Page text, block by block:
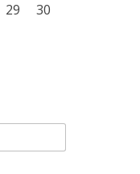
29
30